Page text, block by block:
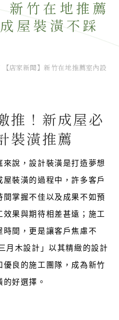
新竹在地推薦
屋裝潢不踩
【店家新聞】新竹在地推薦室內設
推！新成屋必
裝潢推薦
說，設計裝潢是打造夢想
裝潢的過程中，許多客戶
掌握不佳以及成果不如預
果與期待相差甚遠；施工
間，更是讓客戶焦慮不
月木設計」以其精緻的設計
優良的施工團隊，成為新竹
好選擇。